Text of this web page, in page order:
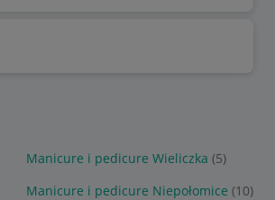
Manicure i pedicure Wieliczka (5)
Manicure i pedicure Niepołomice (10)